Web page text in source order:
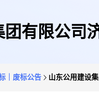
团有限公司
｜废标公告 山东公用建设